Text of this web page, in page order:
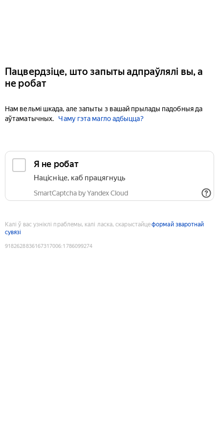
Пацвердзіце, што запыты адпраўлялі вы, а
не робат
Нам вельмі шкада, але запыты з вашай прылады падобныя да
аўтаматычных.
Чаму гэта магло адбыцца?
Я не робат
Націсніце, каб працягнуць
SmartCaptcha by Yandex Cloud
Калі ў вас узніклі праблемы, калі ласка, скарыстайцеформай зваротнай
сувязі
9182628836167317006:1786099274